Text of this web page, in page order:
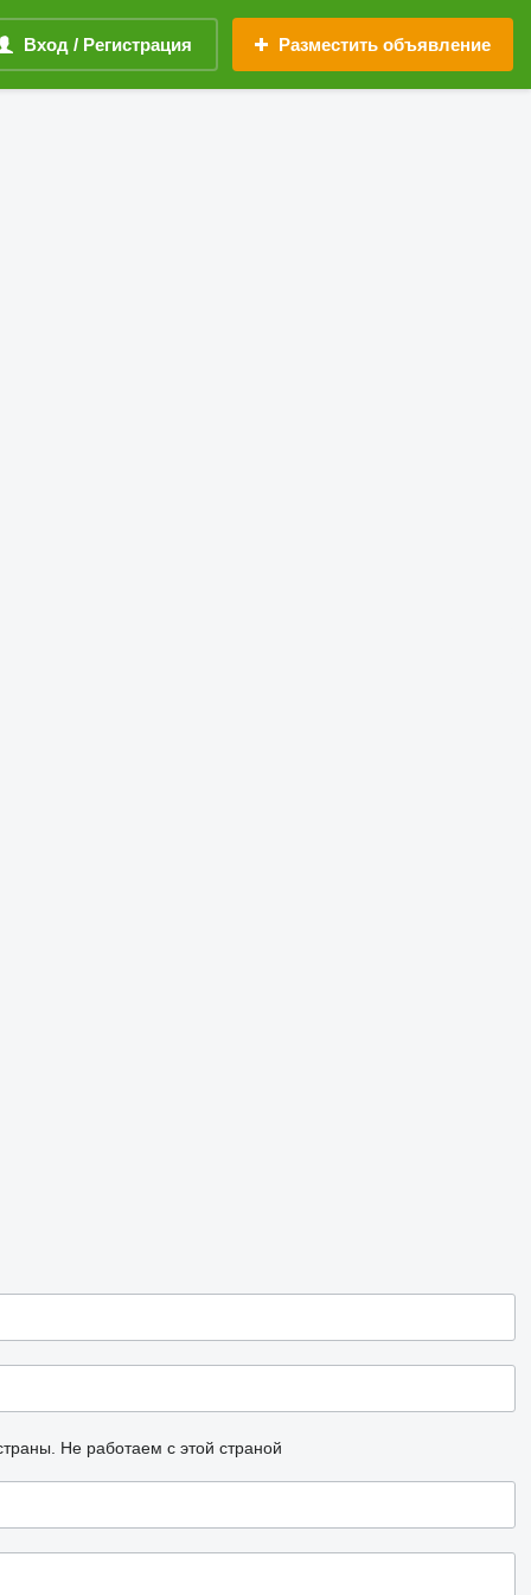
Вход / Регистрация Разместить объявление
Не работаем с этой страной